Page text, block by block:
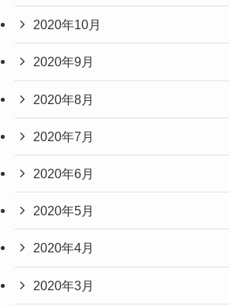
2020年10月
2020年9月
2020年8月
2020年7月
2020年6月
2020年5月
2020年4月
2020年3月